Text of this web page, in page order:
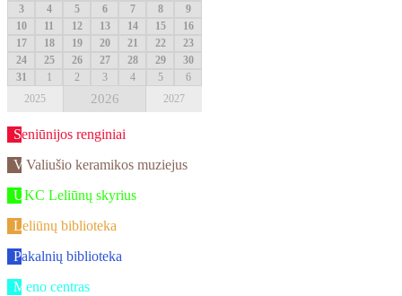
3
4 5 6 7 8
9
10
11 12 13 14 15
16
17
18 19 20 21 22
23
24
25 26 27 28 29
30
31
1 2 3 4 5
6
2025
2026 2027
Seniūnijos renginiai
V.Valiušio keramikos muziejus
UKC Leliūnų skyrius
Leliūnų biblioteka
Pakalnių biblioteka
Meno centras